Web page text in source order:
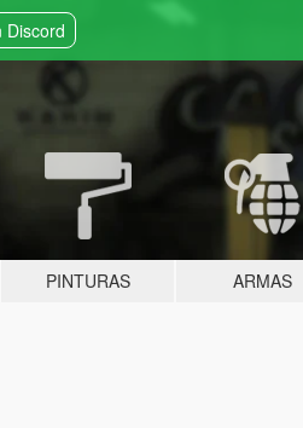
Discord
PINTURAS ARMAS